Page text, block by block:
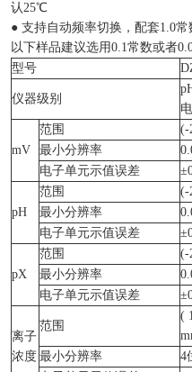
认25℃
● 支持自动频率切换，配套1.0
以下样品建议选用0.1常数或者
型号
仪器级别
mV
范围
(-
最小分辨率
电子单元示值误差
pH
范围
(-
最小分辨率
电子单元示值误差
pX
范围
(-
最小分辨率
电子单元示值误差
离子
浓度
范围
(
最小分辨率
4